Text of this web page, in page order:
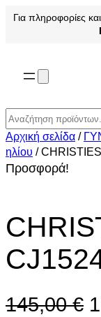
Μετάβαση
Για πληροφορίες
Αναζήτηση
Αρχική σελίδα /
ηλίου /
Προσφορά!
145,00€